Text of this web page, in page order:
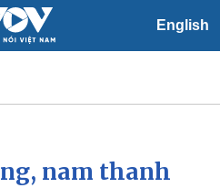
English
Xã hộinam thanh